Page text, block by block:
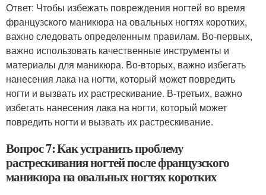
Ответ: Чтобы избежать повреждения ногтей во время
французского маникюра на овальных ногтях коротких,
важно следовать определенным правилам. Во-первых,
важно использовать качественные инструменты и
материалы для маникюра. Во-вторых, важно избегать
нанесения лака на ногти, который может повредить
ногти и вызвать их растрескивание. В-третьих, важно
избегать нанесения лака на ногти, который может
повредить ногти и вызвать их растрескивание.
Вопрос 7: Как устранить проблему
растрескивания ногтей после французского
маникюра на овальных ногтях коротких